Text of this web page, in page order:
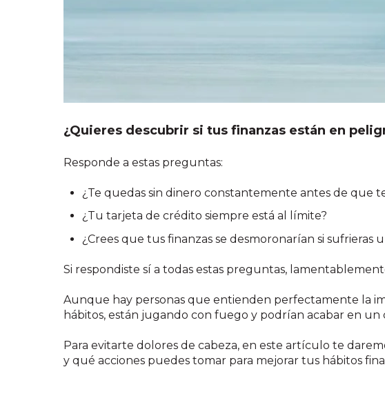
¿Quieres descubrir si tus finanzas están en
Responde a estas preguntas:
¿Te quedas sin dinero constantemente antes de que
¿Tu tarjeta de crédito siempre está al límite?
¿Crees que tus finanzas se desmoronarían si sufrieras
Si respondiste sí a todas estas preguntas,
Aunque hay personas que entienden perfectamente la
hábitos, están jugando con fuego y podrían acabar en un
Para evitarte dolores de cabeza, en este artículo te
y qué acciones puedes tomar para mejorar tus hábitos